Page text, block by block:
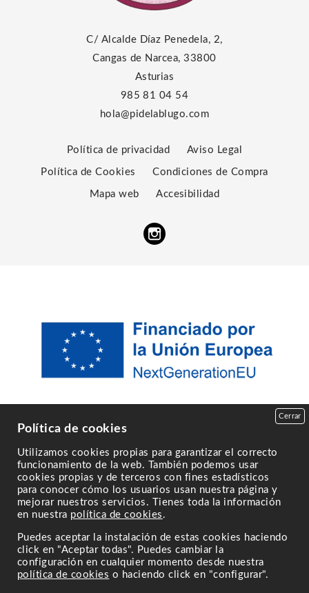
C/ Alcalde Díaz Penedela, 2,
Cangas de Narcea, 33800
Asturias
985 81 04 54
hola@pidelablugo.com
Política de privacidad Aviso Legal
Política de Cookies Condiciones de Compra
Mapa web Accesibilidad
Powered by
Cerrar
Política de cookies
Utilizamos cookies propias para garantizar el correcto
funcionamiento de la web. También podemos usar
cookies propias y de terceros con fines estadísticos
para conocer cómo los usuarios usan nuestra página y
mejorar nuestros servicios. Tienes toda la información
en nuestra política de cookies .
Puedes aceptar la instalación de estas cookies haciendo
click en "Aceptar todas". Puedes cambiar la
configuración en cualquier momento desde nuestra
política de cookies o haciendo click en "configurar".